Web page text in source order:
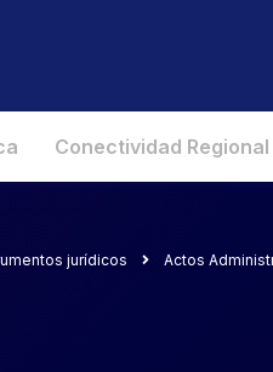
Conectividad Regional
jurídicos Actos